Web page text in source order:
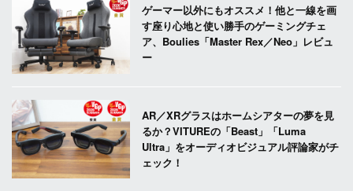
ゲーマー以外にもオススメ！他と一線を画
す座り心地と使い勝手のゲーミングチェ
ア、Boulies「Master Rex／Neo」レビュ
ー
AR／XRグラスはホームシアターの夢を見
るか？VITUREの「Beast」「Luma
Ultra」をオーディオビジュアル評論家がチ
ェック！